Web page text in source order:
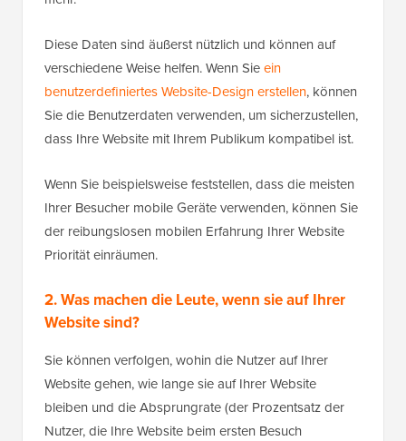
Diese Daten sind äußerst nützlich und können auf
verschiedene Weise helfen. Wenn Sieein
benutzerdefiniertes Website-Design erstellen, können
Sie die Benutzerdaten verwenden, um sicherzustellen,
dass Ihre Website mit Ihrem Publikum kompatibel ist.
Wenn Sie beispielsweise feststellen, dass die meisten
Ihrer Besucher mobile Geräte verwenden, können Sie
der reibungslosen mobilen Erfahrung Ihrer Website
Priorität einräumen.
2. Was machen die Leute, wenn sie auf Ihrer
Website sind?
Sie können verfolgen, wohin die Nutzer auf Ihrer
Website gehen, wie lange sie auf Ihrer Website
bleiben und die Absprungrate (der Prozentsatz der
Nutzer, die Ihre Website beim ersten Besuch